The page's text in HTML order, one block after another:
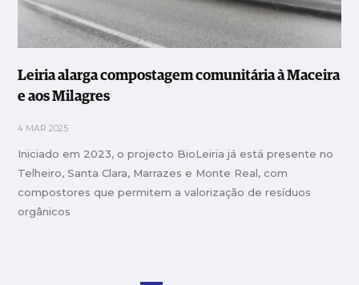
Leiria alarga compostagem comunitária à Maceira
e aos Milagres
4 MAR 2025
Iniciado em 2023, o projecto BioLeiria já está presente no
Telheiro, Santa Clara, Marrazes e Monte Real, com
compostores que permitem a valorização de resíduos
orgânicos